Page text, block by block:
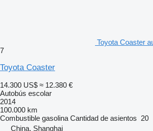
Toyota Coaster
7
Toyota Coaster
14.300 US$ ≈ 12.380 €
Autobús escolar
2014
100.000 km
Combustible gasolina Cantidad de asientos 20
China, Shanghai